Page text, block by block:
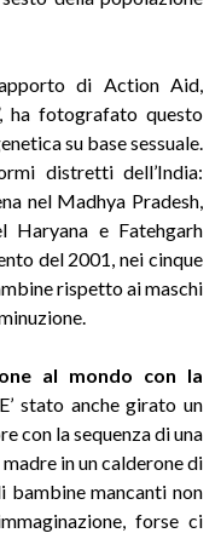
di Action Aid,
ha fotografato questo
su base sessuale.
distretti dell’India:
nel Madhya Pradesh,
Haryana e Fatehgarh
del 2001, nei cinque
rispetto ai maschi
al mondo con la
stato anche girato un
con la sequenza di una
in un calderone di
bambine mancanti non
forse ci